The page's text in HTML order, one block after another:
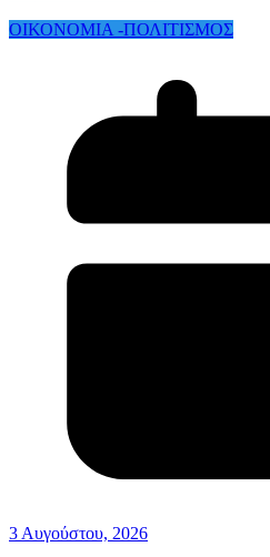
ΟΙΚΟΝΟΜΙΑ -ΠΟΛΙΤΙΣΜΟΣ
3 Αυγούστου, 2026